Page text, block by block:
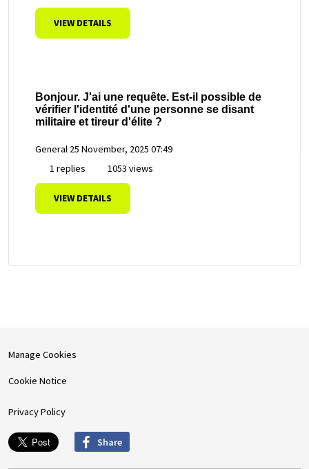
VIEW DETAILS
Bonjour. J'ai une requête. Est-il possible de
vérifier l'identité d'une personne se disant
militaire et tireur d'élite ?
General 25 November, 2025 07:49
1 replies
1053 views
VIEW DETAILS
Manage Cookies
Cookie Notice
Privacy Policy
Share